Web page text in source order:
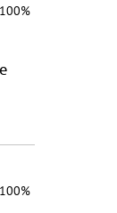
100%
100%